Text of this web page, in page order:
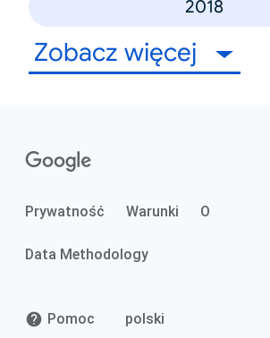
2018
Zobacz więcej
Prywatność Warunki O
Data Methodology
Pomoc